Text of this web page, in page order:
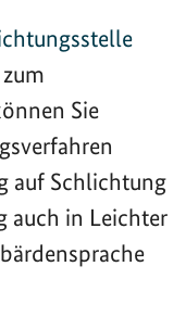
Sie
auf Schlichtung
auch in Leichter